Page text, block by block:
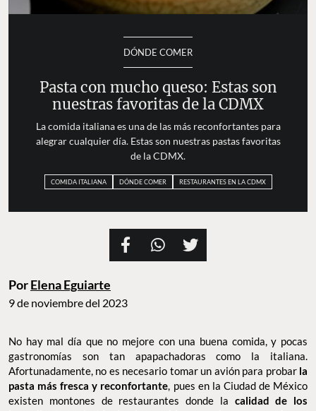
DÓNDE COMER
Pasta con mucho queso: Estas son
nuestras favoritas de la CDMX
La comida italiana es una de las más reconfortantes para
alegrar cualquier día. Estas son nuestras pastas favoritas
de la CDMX.
COMIDA ITALIANA DÓNDE COMER RESTAURANTES EN LA CDMX
PorElena Eguiarte
9 de noviembre del 2023
No hay mal día que no mejore con una buena comida, y pocas
gastronomías son tan apapachadoras como la italiana.
Afortunadamente, no es necesario tomar un avión para probar la
pasta más fresca y reconfortante, pues en la Ciudad de México
existen montones de restaurantes donde la calidad de los